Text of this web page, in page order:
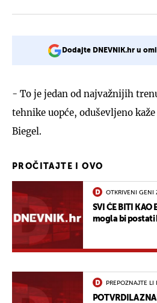
Dodajte DNEVNIK.hr u
- To je jedan od najvažnijih
tehnike uopće, oduševljeno
Biegel.
PROČITAJTE I OVO
OTKRIVENI GENI
SVI ĆE BITI KAO
mogla bi
PREPOZNAJTE LI
POTVRDILA